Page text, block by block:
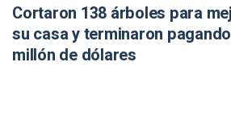
Cortaron 138 árboles para
su casa y terminaron
millón de dólares